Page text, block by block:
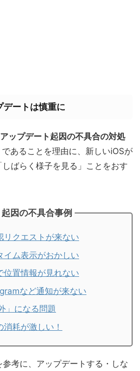
デートは慎重に
アップデート起因の不具合の対処
であることを理由に、新しいiOSが
しばらく様子を見る」ことをおす
因の不具合事例
リクエストが来ない
イム表示がおかしい
位置情報が見れない
など通知が来ない
」になる問題
耗が激しい！
考に、アップデートする・しな